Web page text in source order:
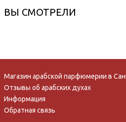
ВЫ СМОТРЕЛИ
Магазин арабской парфюмерии в
Отзывы об арабских духах
Информация
Обратная связь